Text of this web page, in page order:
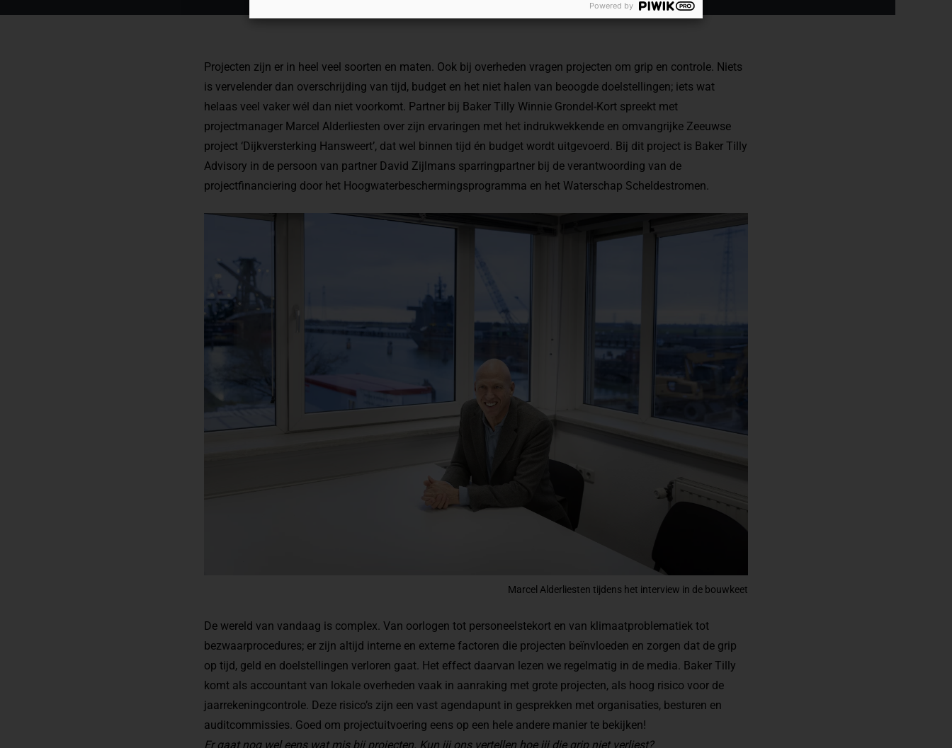
Projecten zijn er in heel veel soorten en maten. Ook bij overheden vragen projecten om grip en controle. Niets
is vervelender dan overschrijding van tijd, budget en het niet halen van beoogde doelstellingen; iets wat
helaas veel vaker wél dan niet voorkomt. Partner bij Baker Tilly Winnie Grondel-Kort spreekt met
projectmanager Marcel Alderliesten over zijn ervaringen met het indrukwekkende en omvangrijke Zeeuwse
project ‘Dijkversterking Hansweert’, dat wel binnen tijd én budget wordt uitgevoerd. Bij dit project is Baker Tilly
Advisory in de persoon van partner David Zijlmans sparringpartner bij de verantwoording van de
projectfinanciering door het Hoogwaterbeschermingsprogramma en het Waterschap Scheldestromen.
Marcel Alderliesten tijdens het interview in de bouwkeet
De wereld van vandaag is complex. Van oorlogen tot personeelstekort en van klimaatproblematiek tot
bezwaarprocedures; er zijn altijd interne en externe factoren die projecten beïnvloeden en zorgen dat de grip
op tijd, geld en doelstellingen verloren gaat. Het effect daarvan lezen we regelmatig in de media. Baker Tilly
komt als accountant van lokale overheden vaak in aanraking met grote projecten, als hoog risico voor de
jaarrekeningcontrole. Deze risico’s zijn een vast agendapunt in gesprekken met organisaties, besturen en
auditcommissies. Goed om projectuitvoering eens op een hele andere manier te bekijken!
Er gaat nog wel eens wat mis bij projecten. Kun jij ons vertellen hoe jij die grip niet verliest?
Powered by